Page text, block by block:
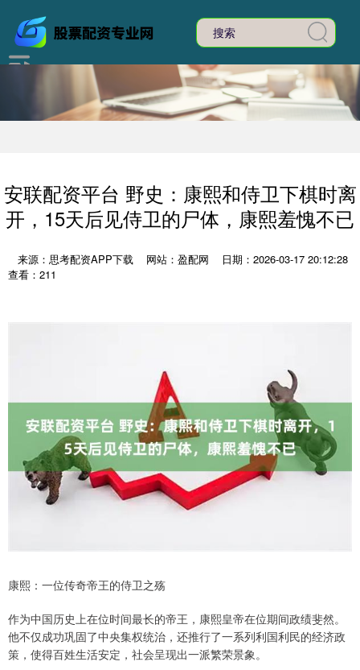
安联配资平台 野史：康熙和侍卫下棋时离
开，15天后见侍卫的尸体，康熙羞愧不已
来源：思考配资APP下载 网站：盈配网
日期：2026-03-17 20:12:28
查看：211
康熙：一位传奇帝王的侍卫之殇
作为中国历史上在位时间最长的帝王，康熙皇帝在位期间政绩斐然。
他不仅成功巩固了中央集权统治，还推行了一系列利国利民的经济政
策，使得百姓生活安定，社会呈现出一派繁荣景象。